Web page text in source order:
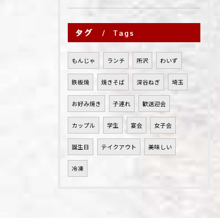
タグ Tags
もんじゃ ランチ 所沢 わいず
鉄板焼 焼きそば 深谷ねぎ 埼玉
お好み焼き 子連れ 歓送迎会
カップル 学生 宴会 女子会
誕生日 テイクアウト 美味しい
冷凍